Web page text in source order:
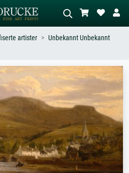
for
Beskriv scenen – for eksempel grønn
eng, abstrakt med mye rødt, mørkt
oljemaleri, stående akt ved et tre.
artister
Unbekannt Unbekannt